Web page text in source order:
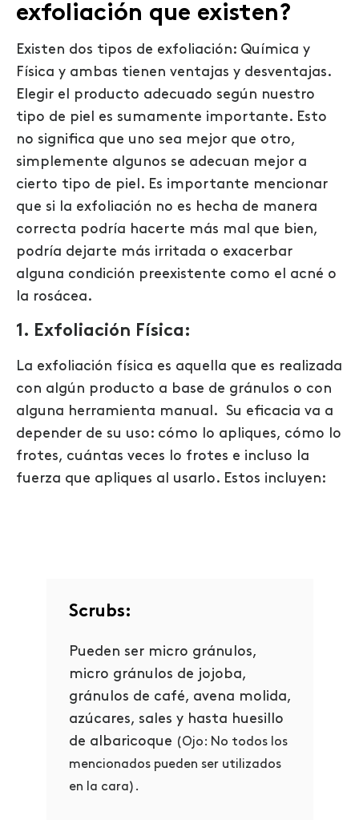
exfoliación que existen?
Existen dos tipos de exfoliación: Química y
Física y ambas tienen ventajas y desventajas.
Elegir el producto adecuado según nuestro
tipo de piel es sumamente importante. Esto
no significa que uno sea mejor que otro,
simplemente algunos se adecuan mejor a
cierto tipo de piel. Es importante mencionar
que si la exfoliación no es hecha de manera
correcta podría hacerte más mal que bien,
podría dejarte más irritada o exacerbar
alguna condición preexistente como el acné o
la rosácea.
1. Exfoliación Física:
La exfoliación física es aquella que es realizada
con algún producto a base de gránulos o con
alguna herramienta manual. Su eficacia va a
depender de su uso: cómo lo apliques, cómo lo
frotes, cuántas veces lo frotes e incluso la
fuerza que apliques al usarlo. Estos incluyen:
Scrubs:
Pueden ser micro gránulos,
micro gránulos de jojoba,
gránulos de café, avena molida,
azúcares, sales y hasta huesillo
de albaricoque (Ojo: No todos los
mencionados pueden ser utilizados
en la cara).